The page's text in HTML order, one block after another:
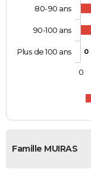
0
80-90 ans
90-100 ans
Plus de 100 ans
0
Famille MUIRAS